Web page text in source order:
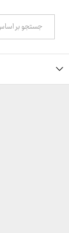
همه دسته ها